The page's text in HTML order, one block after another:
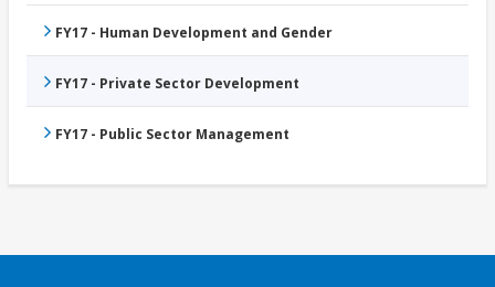
FY17 - Human Development and Gender
FY17 - Private Sector Development
FY17 - Public Sector Management